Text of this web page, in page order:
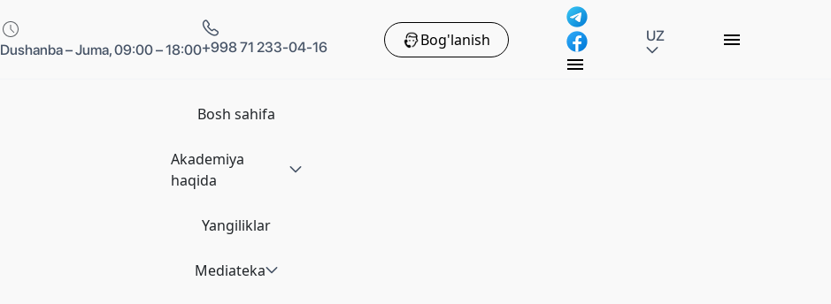
Dushanba – Juma, 09:00 – 18:00+998 71 233-04-16 Bog'lanish UZ
Bosh sahifa
Akademiya
haqida
Yangiliklar
Mediateka